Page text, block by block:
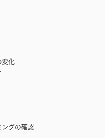
化
グの確認